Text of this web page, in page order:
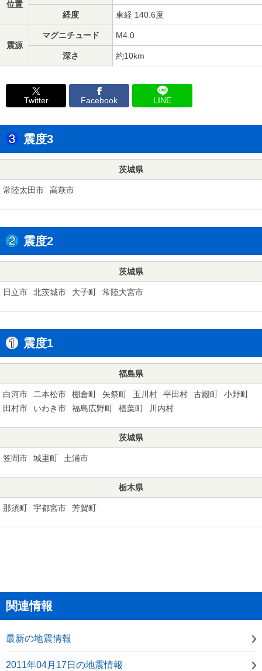
位置
経度 東経 140.6度
震源
マグニチュード M4.0
深さ 約10km
Twitter Facebook LINE
震度3
茨城県
常陸太田市 高萩市
震度2
茨城県
日立市 北茨城市 大子町 常陸大宮市
震度1
福島県
白河市 二本松市 棚倉町 矢祭町 玉川村 平田村 古殿町
小野町
田村市
いわき市 福島広野町 楢葉町 川内村
茨城県
笠間市 城里町 土浦市
栃木県
那須町 宇都宮市 芳賀町
関連情報
最新の地震情報
2011年04月17日の地震情報